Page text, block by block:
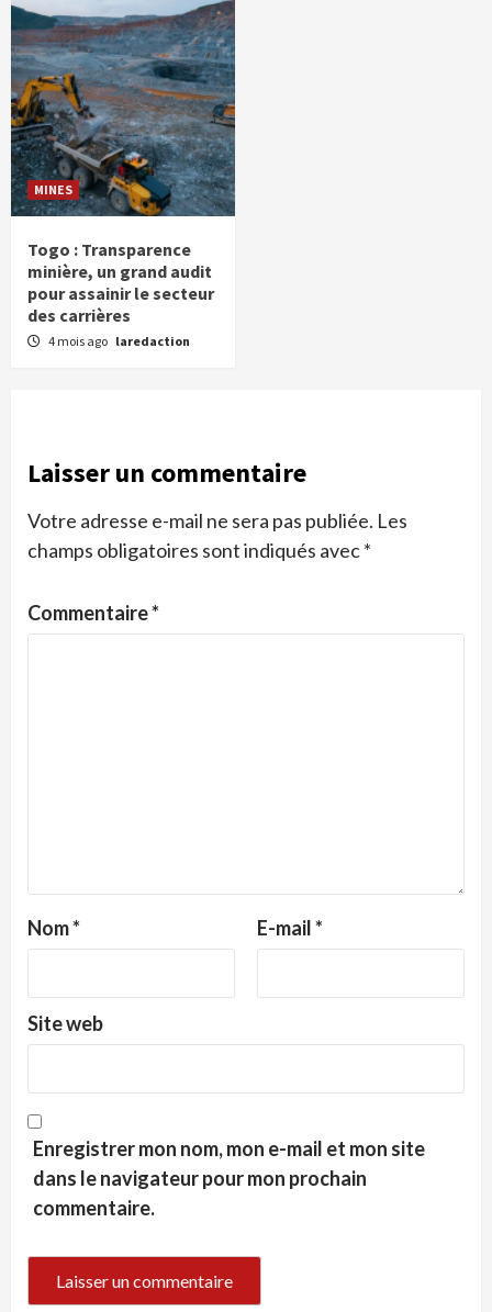
MINES
Togo : Transparence
minière, un grand audit
pour assainir le secteur
des carrières
4 mois ago laredaction
Laisser un commentaire
Votre adresse e-mail ne sera pas publiée. Les
champs obligatoires sont indiqués avec*
Commentaire*
Nom* E-mail*
Site web
Enregistrer mon nom, mon e-mail et mon site
dans le navigateur pour mon prochain
commentaire.